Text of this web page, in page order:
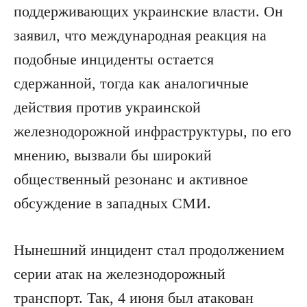
поддерживающих украинские власти. Он
заявил, что международная реакция на
подобные инциденты остается
сдержанной, тогда как аналогичные
действия против украинской
железнодорожной инфраструктуры, по его
мнению, вызвали бы широкий
общественный резонанс и активное
обсуждение в западных СМИ.
Нынешний инцидент стал продолжением
серии атак на железнодорожный
транспорт. Так, 4 июня был атакован